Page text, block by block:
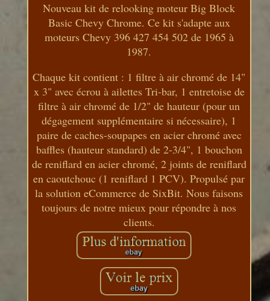
Nouveau kit de relooking moteur Big Block
Basic Chevy Chrome. Ce kit s'adapte aux
moteurs Chevy 396 427 454 502 de 1965 à
1987.
Chaque kit contient : 1 filtre à air chromé de 14"
x 3" avec écrou à ailettes Tri-bar, 1 entretoise de
filtre à air chromé de 1/2" de hauteur (pour un
dégagement supplémentaire si nécessaire), 1
paire de caches-soupapes en acier chromé avec
baffles (hauteur standard) de 2-3/4", 1 bouchon
de reniflard en acier chromé, 2 joints de reniflard
en caoutchouc (1 reniflard 1 PCV). Propulsé par
la solution eCommerce de SixBit. Nous faisons
toujours de notre mieux pour répondre à nos
clients.